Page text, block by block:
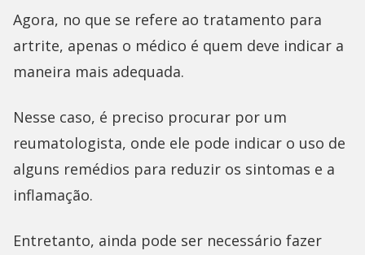
Agora, no que se refere ao tratamento para
artrite, apenas o médico é quem deve indicar a
maneira mais adequada.
Nesse caso, é preciso procurar por um
reumatologista, onde ele pode indicar o uso de
alguns remédios para reduzir os sintomas e a
inflamação.
Entretanto, ainda pode ser necessário fazer